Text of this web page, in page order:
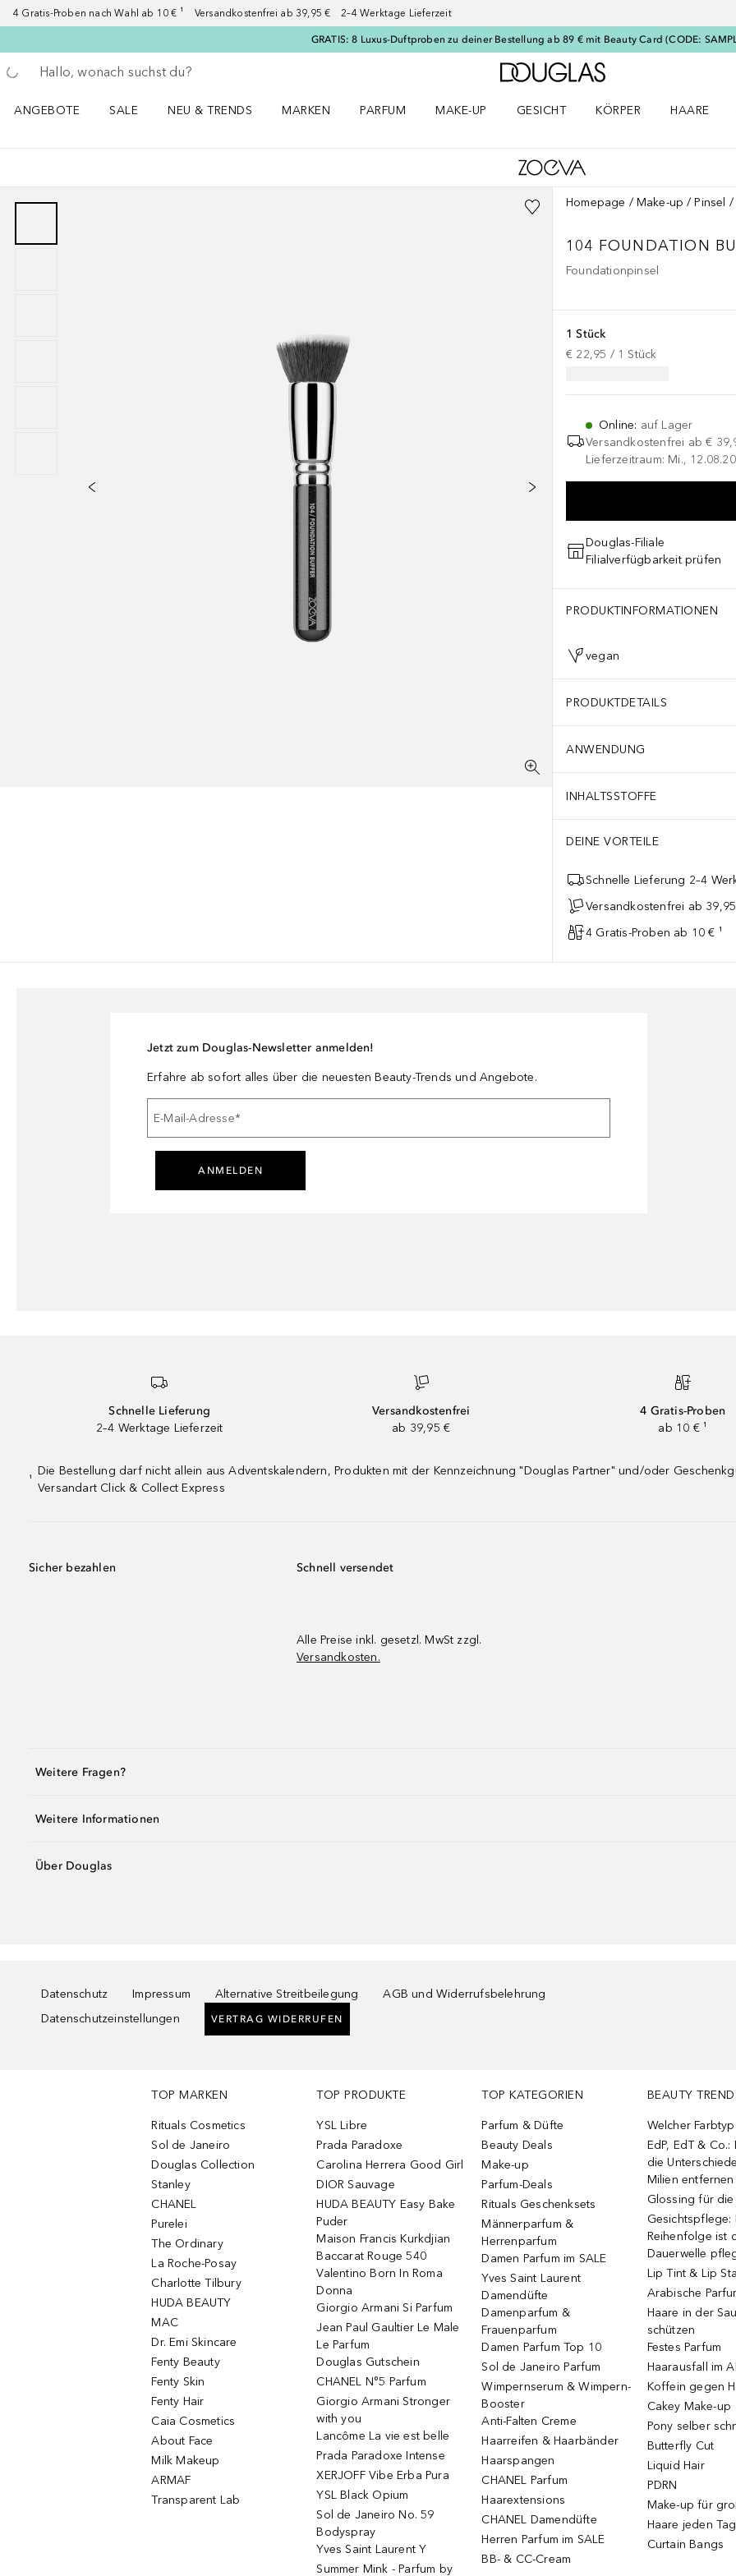
4 Gratis-Proben nach Wahl ab 10 € ¹ Versandkostenfrei ab 39,95 € 2–4 Werktage Lieferzeit
GRATIS: 8 Luxus-Duftproben zu deiner Bestellung ab 89 € mit Beauty Card (CODE:
Gehe zurück
Suche ausführen
Zur Douglas Startseite
ANGEBOTE
SALE
NEU & TRENDS
MARKEN
PARFUM
MAKE-UP
GESICHT
KÖRPER
HAARE
Homepage Make-up Pinsel
104 FOUNDATION
Foundationpinsel
1 Stück
€ 22,95 / 1 Stück
Online: auf Lager
Versandkostenfrei ab €
Lieferzeitraum: Mi.,
Douglas-Filiale
Filialverfügbarkeit prüfen
PRODUKTINFORMATIONEN
vegan
PRODUKTDETAILS
ANWENDUNG
INHALTSSTOFFE
DEINE VORTEILE
Schnelle Lieferung 2–4
Versandkostenfrei ab
4 Gratis-Proben ab 10 € ¹
Jetzt zum Douglas-Newsletter anmelden!
Erfahre ab sofort alles über die neuesten Beauty-Trends und Angebote.
E-Mail-Adresse*
ANMELDEN
Schnelle Lieferung
2–4 Werktage Lieferzeit
Versandkostenfrei
ab 39,95 €
4 Gratis-Proben
ab 10 € ¹
¹
Die Bestellung darf nicht allein aus Adventskalendern, Produkten mit der Kennzeichnung "Douglas Partner" und/oder
Versandart Click & Collect Express
Sicher bezahlen Schnell versendet
Alle Preise inkl. gesetzl. MwSt zzgl.
Versandkosten.
Weitere Fragen?
Weitere Informationen
Über Douglas
Datenschutz Impressum Alternative Streitbeilegung
AGB und Widerrufsbelehrung
Datenschutzeinstellungen
VERTRAG WIDERRUFEN
TOP MARKEN
Rituals Cosmetics
Sol de Janeiro
Douglas Collection
Stanley
CHANEL
Purelei
The Ordinary
La Roche-Posay
Charlotte Tilbury
HUDA BEAUTY
MAC
Dr. Emi Skincare
Fenty Beauty
Fenty Skin
Fenty Hair
Caia Cosmetics
About Face
Milk Makeup
ARMAF
Transparent Lab
TOP PRODUKTE
YSL Libre
Prada Paradoxe
Carolina Herrera Good Girl
DIOR Sauvage
HUDA BEAUTY Easy Bake
Puder
Maison Francis Kurkdjian
Baccarat Rouge 540
Valentino Born In Roma
Donna
Giorgio Armani Si Parfum
Jean Paul Gaultier Le Male
Le Parfum
Douglas Gutschein
CHANEL N°5 Parfum
Giorgio Armani Stronger
with you
Lancôme La vie est belle
Prada Paradoxe Intense
XERJOFF Vibe Erba Pura
YSL Black Opium
Sol de Janeiro No. 59
Bodyspray
Yves Saint Laurent Y
Summer Mink - Parfum by
TOP KATEGORIEN
Parfum & Düfte
Beauty Deals
Make-up
Parfum-Deals
Rituals Geschenksets
Männerparfum &
Herrenparfum
Damen Parfum im SALE
Yves Saint Laurent
Damendüfte
Damenparfum &
Frauenparfum
Damen Parfum Top 10
Sol de Janeiro Parfum
Wimpernserum & Wimpern-
Booster
Anti-Falten Creme
Haarreifen & Haarbänder
Haarspangen
CHANEL Parfum
Haarextensions
CHANEL Damendüfte
Herren Parfum im SALE
BB- & CC-Cream
BEAUTY
Welcher
EdP, EdT & Co.:
die Unterschiede
Milien entfernen
Glossing für die
Gesichtspflege:
Reihenfolge ist
Dauerwelle
Lip Tint & Lip
Arabische
Haare in der
schützen
Festes Parfum
Haarausfall im
Koffein gegen
Cakey Make-up
Pony selber
Butterfly Cut
Liquid Hair
PDRN
Make-up für
Haare jeden
Curtain Bangs